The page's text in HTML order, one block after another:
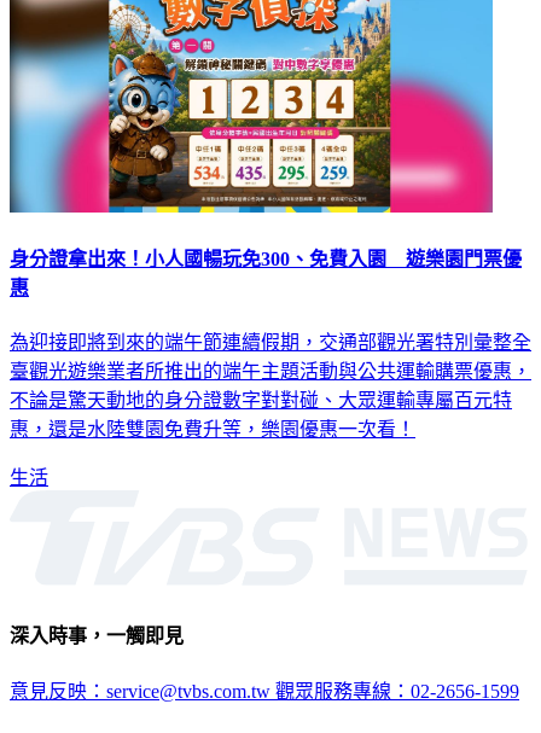
身分證拿出來！小人國暢玩免300、免費入園 遊樂園門票優
惠
為迎接即將到來的端午節連續假期，交通部觀光署特別彙整全
臺觀光遊樂業者所推出的端午主題活動與公共運輸購票優惠，
不論是驚天動地的身分證數字對對碰、大眾運輸專屬百元特
惠，還是水陸雙園免費升等，樂園優惠一次看！
生活
深入時事，一觸即見
意見反映：service@tvbs.com.tw 觀眾服務專線：02-2656-1599